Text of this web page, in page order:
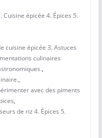
épicée 4. Épices 5.
cuisine épicée 3. Astuces
culinaires
,
,
avec des piments
,
de riz 4. Épices 5.